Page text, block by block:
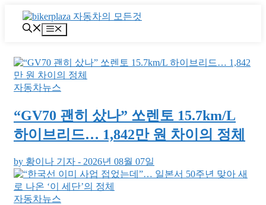
메
자동차뉴스
“GV70 괜히 샀나” 쏘렌토 15.7km/L
하이브리드… 1,842만 원 차이의 정체
by 황이나 기자 - 2026년 08월 07일
자동차뉴스